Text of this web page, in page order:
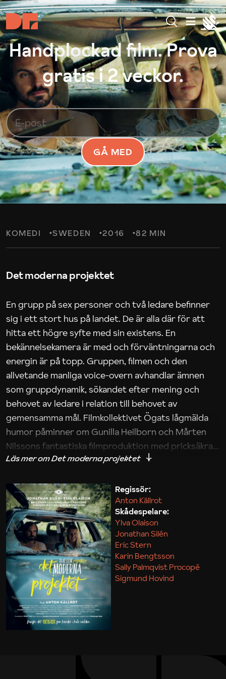
Handplockad film. Prova
gratis i 2 veckor.
GÅ MED
KOMEDI SWEDEN 2016 82 MIN
Det moderna projektet
En grupp på sex personer och två ledare befinner
sig i ett stort hus på landet. De är alla där för att
hitta ett högre syfte med sin existens. En
bekännelsekamera är med och förväntningarna och
energin är på topp. Gruppen, filmen och den
allvetande manliga voice-overn avhandlar ämnen
som gruppdynamik, sökandet efter mening och
behovet av ledare i relation till behovet av
gemensamma mål. Filmkollektivet Ögats lågmälda
humor påminner om Gunilla Heilborn och Mårten
Nilssons fantastiska filmproduktion med pricksäkra
iakttagelser om hur svårt det kan vara att omsätta
Maja Kekonius
Regissör:
Anton Källrot
Skådespelare:
Ylva Olaison
Jonathan Silén
Eric Stern
Karin Bengtsson
Sally Palmqvist Procopé
Sigmund Hovind